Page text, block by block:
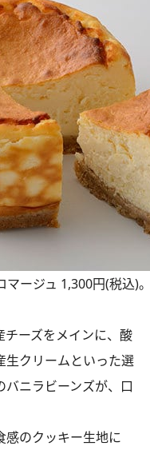
マージュ 1,300円(税込)
ーズをメインに、酸
生クリームといった選
ニラビーンズが、口
のクッキー生地に